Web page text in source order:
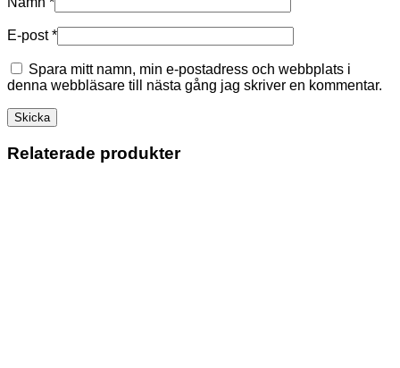
E-post*
Spara mitt namn, min e-postadress och webbplats i
denna webbläsare till nästa gång jag skriver en kommentar.
Relaterade produkter